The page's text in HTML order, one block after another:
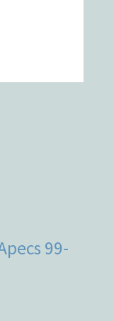
99-